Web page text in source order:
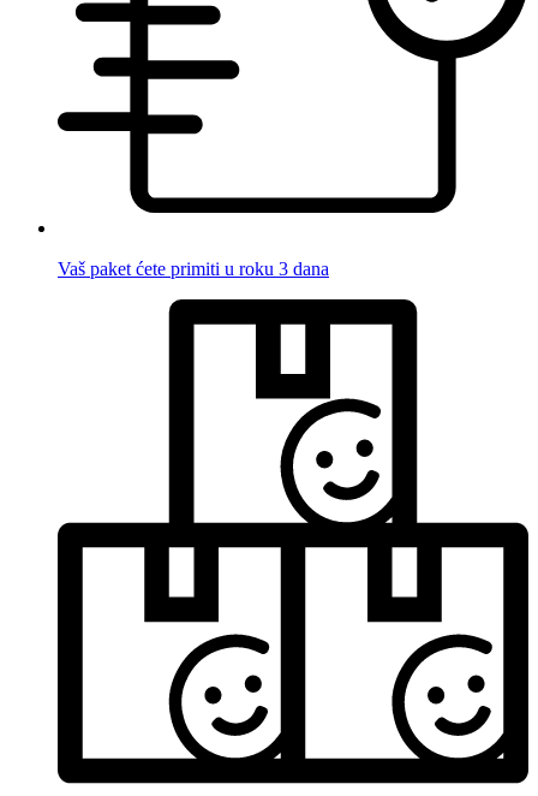
Vaš paket ćete primiti u roku 3 dana